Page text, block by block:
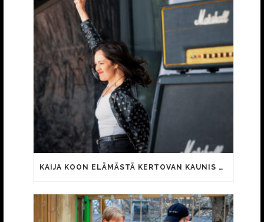
KAIJA KOON ELÄMÄSTÄ KERTOVAN KAUNIS RIETAS ONNELLINEN -ELOKUVAN TRAILER JULKI